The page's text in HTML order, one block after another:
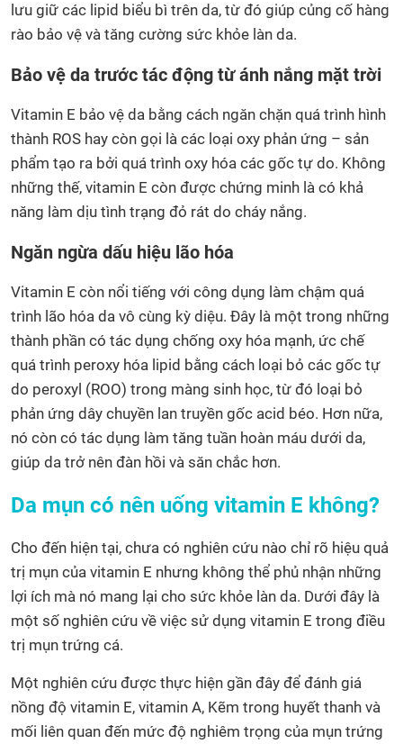
lưu giữ các lipid biểu bì trên da, từ đó giúp củng cố hàng
rào bảo vệ và tăng cường sức khỏe làn da.
Bảo vệ da trước tác động từ ánh nắng mặt trời
Vitamin E bảo vệ da bằng cách ngăn chặn quá trình hình
thành ROS hay còn gọi là các loại oxy phản ứng – sản
phẩm tạo ra bởi quá trình oxy hóa các gốc tự do. Không
những thế, vitamin E còn được chứng minh là có khả
năng làm dịu tình trạng đỏ rát do cháy nắng.
Ngăn ngừa dấu hiệu lão hóa
Vitamin E còn nổi tiếng với công dụng làm chậm quá
trình lão hóa da vô cùng kỳ diệu. Đây là một trong những
thành phần có tác dụng chống oxy hóa mạnh, ức chế
quá trình peroxy hóa lipid bằng cách loại bỏ các gốc tự
do peroxyl (ROO) trong màng sinh học, từ đó loại bỏ
phản ứng dây chuyền lan truyền gốc acid béo. Hơn nữa,
nó còn có tác dụng làm tăng tuần hoàn máu dưới da,
giúp da trở nên đàn hồi và săn chắc hơn.
Da mụn có nên uống vitamin E không?
Cho đến hiện tại, chưa có nghiên cứu nào chỉ rõ hiệu quả
trị mụn của vitamin E nhưng không thể phủ nhận những
lợi ích mà nó mang lại cho sức khỏe làn da. Dưới đây là
một số nghiên cứu về việc sử dụng vitamin E trong điều
trị mụn trứng cá.
Một nghiên cứu được thực hiện gần đây để đánh giá
nồng độ vitamin E, vitamin A, Kẽm trong huyết thanh và
mối liên quan đến mức độ nghiêm trọng của mụn trứng